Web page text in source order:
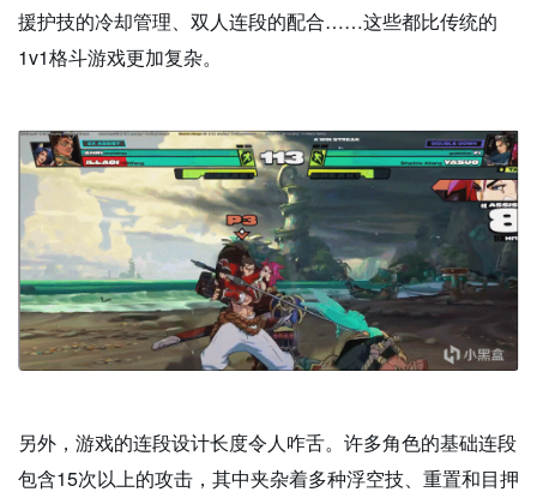
援护技的冷却管理、双人连段的配合……这些都比传统的
1v1格斗游戏更加复杂。
另外，游戏的连段设计长度令人咋舌。许多角色的基础连段
包含15次以上的攻击，其中夹杂着多种浮空技、重置和目押